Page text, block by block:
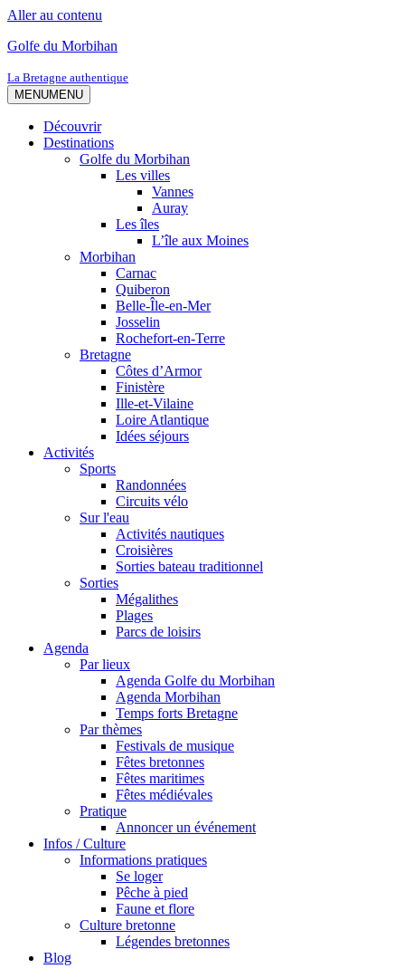
Aller au contenu
Golfe du Morbihan
La Bretagne authentique
MENUMENU
Découvrir
Destinations
Golfe du Morbihan
Les villes
Vannes
Auray
Les îles
L’île aux Moines
Morbihan
Carnac
Quiberon
Belle-Île-en-Mer
Josselin
Rochefort-en-Terre
Bretagne
Côtes d’Armor
Finistère
Ille-et-Vilaine
Loire Atlantique
Idées séjours
Activités
Sports
Randonnées
Circuits vélo
Sur l'eau
Activités nautiques
Croisières
Sorties bateau traditionnel
Sorties
Mégalithes
Plages
Parcs de loisirs
Agenda
Par lieux
Agenda Golfe du Morbihan
Agenda Morbihan
Temps forts Bretagne
Par thèmes
Festivals de musique
Fêtes bretonnes
Fêtes maritimes
Fêtes médiévales
Pratique
Annoncer un événement
Infos / Culture
Informations pratiques
Se loger
Pêche à pied
Faune et flore
Culture bretonne
Légendes bretonnes
Blog